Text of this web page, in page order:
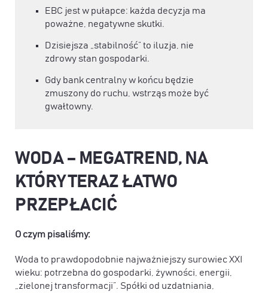
EBC jest w pułapce: każda decyzja ma
poważne, negatywne skutki.
Dzisiejsza „stabilność” to iluzja, nie
zdrowy stan gospodarki.
Gdy bank centralny w końcu będzie
zmuszony do ruchu, wstrząs może być
gwałtowny.
WODA – MEGATREND, NA
KTÓRY TERAZ ŁATWO
PRZEPŁACIĆ
O czym pisaliśmy:
Woda to prawdopodobnie najważniejszy surowiec XXI
wieku: potrzebna do gospodarki, żywności, energii,
„zielonej transformacji”. Spółki od uzdatniania,